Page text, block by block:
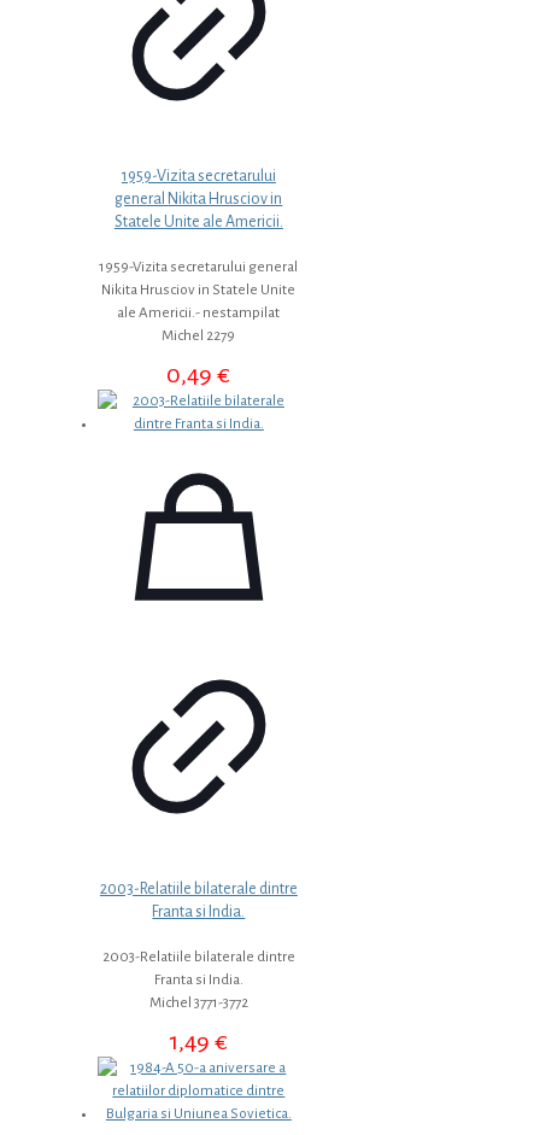
1959-Vizita secretarului
general Nikita Hrusciov in
Statele Unite ale Americii.
1959-Vizita secretarului general
Nikita Hrusciov in Statele Unite
ale Americii.- nestampilat
Michel 2279
0,49€
2003-Relatiile bilaterale dintre
Franta si India.
2003-Relatiile bilaterale dintre
Franta si India.
Michel 3771-3772
1,49€